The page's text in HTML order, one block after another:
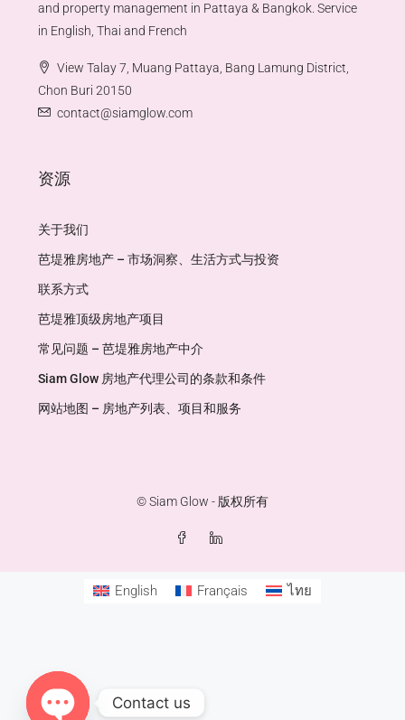
and property management in Pattaya & Bangkok. Service
in English, Thai and French
View Talay 7, Muang Pattaya, Bang Lamung District,
Chon Buri 20150
contact@siamglow.com
资源
关于我们
芭堤雅房地产 – 市场洞察、生活方式与投资
联系方式
芭堤雅顶级房地产项目
常见问题 – 芭堤雅房地产中介
Siam Glow 房地产代理公司的条款和条件
网站地图 – 房地产列表、项目和服务
© Siam Glow - 版权所有
English Français ไทย
Contact us